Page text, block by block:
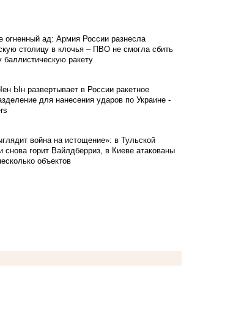
огненный ад: Армия России разнесла
столицу в клочья – ПВО не смогла сбить
баллистическую ракету
Ын развертывает в России ракетное
для нанесения ударов по Украине -
война на истощение»: в Тульской
снова горит Вайлдберриз, в Киеве атакованы
объектов